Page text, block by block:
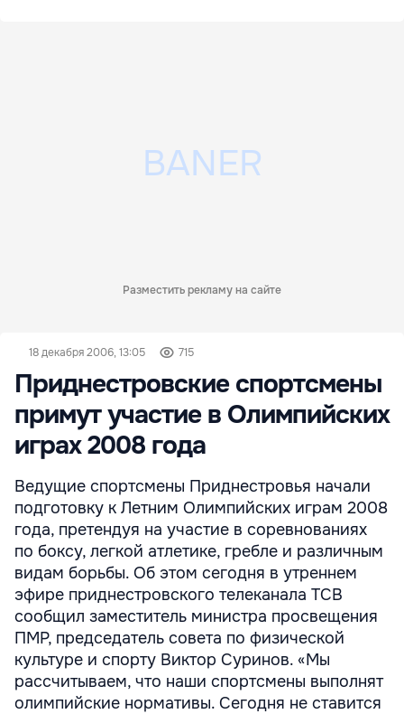
Разместить рекламу на сайте
18 декабря 2006, 13:05 715
Приднестровские спортсмены
примут участие в Олимпийских
играх 2008 года
Ведущие спортсмены Приднестровья начали
подготовку к Летним Олимпийских играм 2008
года, претендуя на участие в соревнованиях
по боксу, легкой атлетике, гребле и различным
видам борьбы. Об этом сегодня в утреннем
эфире приднестровского телеканала ТСВ
сообщил заместитель министра просвещения
ПМР, председатель совета по физической
культуре и спорту Виктор Суринов. «Мы
рассчитываем, что наши спортсмены выполнят
олимпийские нормативы. Сегодня не ставится